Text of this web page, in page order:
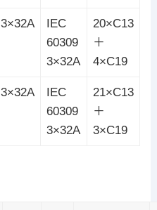
3×32A
IEC
60309
3×32A
20×C13
＋
4×C19
3×32A
IEC
60309
3×32A
21×C13
＋
3×C19